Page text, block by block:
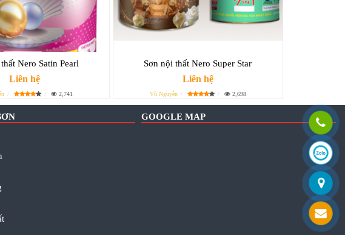
Nero Satin Pearl
Liên hệ
2,741
Sơn nội thất Nero Super Star
Liên hệ
Vũ Nguyễn 2,698
GOOGLE MAP